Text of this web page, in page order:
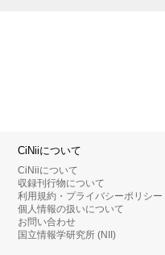
CiNiiについて
CiNiiについて
収録刊行物について
利用規約・プライバシーポリシー
個人情報の扱いについて
お問い合わせ
国立情報学研究所 (NII)